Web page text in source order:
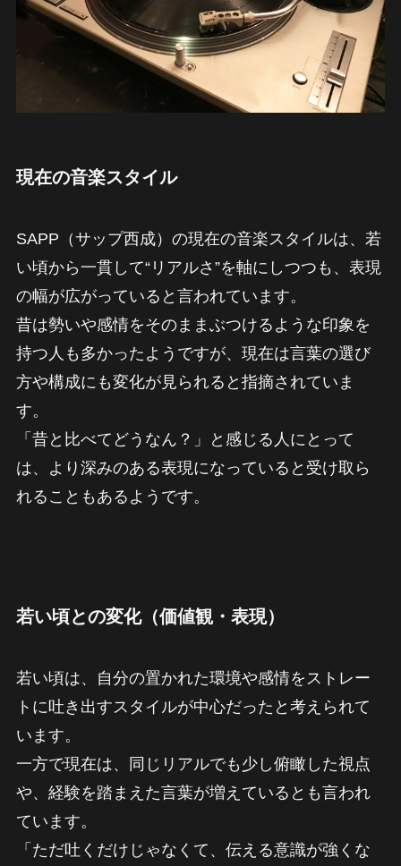
現在の音楽スタイル
SAPP（サップ西成）の現在の音楽スタイルは、若
い頃から一貫して“リアルさ”を軸にしつつも、表現
の幅が広がっていると言われています。
昔は勢いや感情をそのままぶつけるような印象を
持つ人も多かったようですが、現在は言葉の選び
方や構成にも変化が見られると指摘されていま
す。
「昔と比べてどうなん？」と感じる人にとって
は、より深みのある表現になっていると受け取ら
れることもあるようです。
若い頃との変化（価値観・表現）
若い頃は、自分の置かれた環境や感情をストレー
トに吐き出すスタイルが中心だったと考えられて
います。
一方で現在は、同じリアルでも少し俯瞰した視点
や、経験を踏まえた言葉が増えているとも言われ
ています。
「ただ吐くだけじゃなくて、伝える意識が強くな